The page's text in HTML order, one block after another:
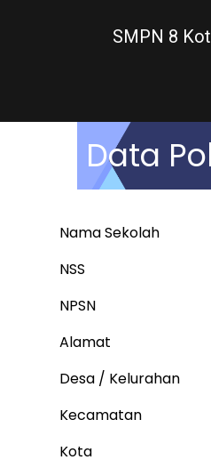
SMPN 8
Data
Nama Sekolah
NSS
NPSN
Alamat
Desa / Kelurahan
Kecamatan
Kota